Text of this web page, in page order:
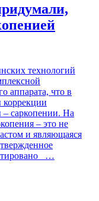
технологий
аппарата, что в
– саркопении. На
– это не
и являющаяся
…